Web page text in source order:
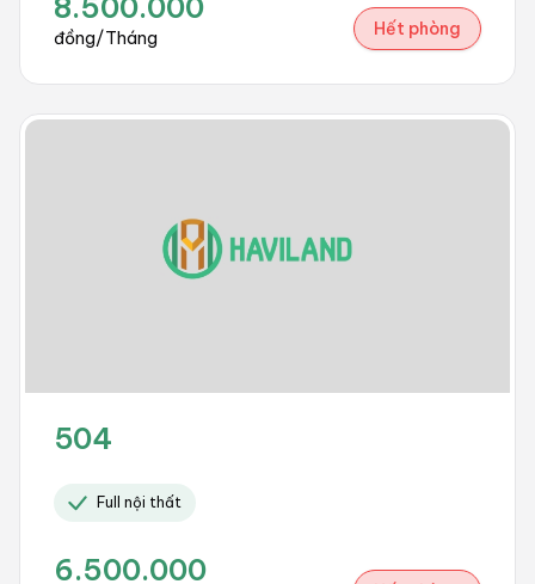
8.500.000
đồng/Tháng Hết phòng
504
Full nội thất
6.500.000